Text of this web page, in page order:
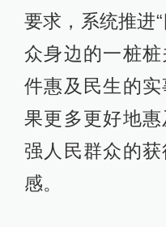
要求，系统推进
众身边的一桩
件惠及民生的
果更多更好地
强人民群众的
感。